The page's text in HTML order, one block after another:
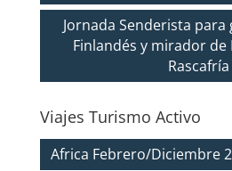
Jornada Senderista
Finlandés y mirador de
Rascafría
Viajes Turismo Activo
Africa Febrero/Diciembre